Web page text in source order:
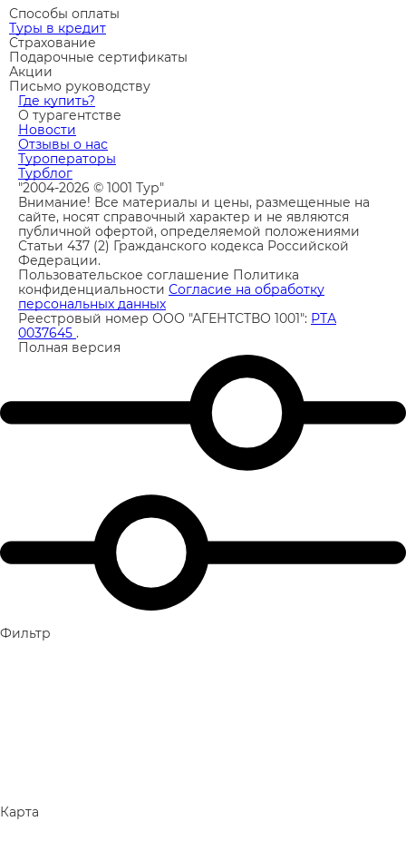
Способы оплаты
Туры в кредит
Страхование
Подарочные сертификаты
Акции
Письмо руководству
Где купить?
О турагентстве
Новости
Отзывы о нас
Туроператоры
Турблог
"2004-2026 © 1001 Тур"
Внимание! Все материалы и цены, размещенные на
сайте, носят справочный характер и не являются
публичной офертой, определяемой положениями
Статьи 437 (2) Гражданского кодекса Российской
Федерации.
Пользовательское соглашение Политика
конфиденциальности Согласие на обработку
персональных данных
Реестровый номер ООО "АГЕНТСТВО 1001": РТА
0037645 .
Полная версия
Фильтр
Карта